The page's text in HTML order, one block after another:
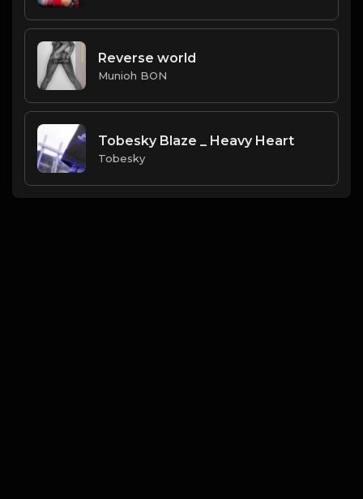
Reverse world
Munioh BON
Tobesky Blaze _ Heavy Heart
Tobesky